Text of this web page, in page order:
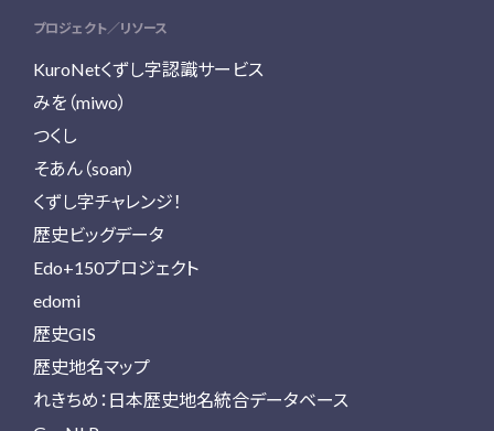
プロジェクト／リソース
KuroNetくずし字認識サービス
みを（miwo）
つくし
そあん（soan）
くずし字チャレンジ！
歴史ビッグデータ
Edo+150プロジェクト
edomi
歴史GIS
歴史地名マップ
れきちめ：日本歴史地名統合データベース